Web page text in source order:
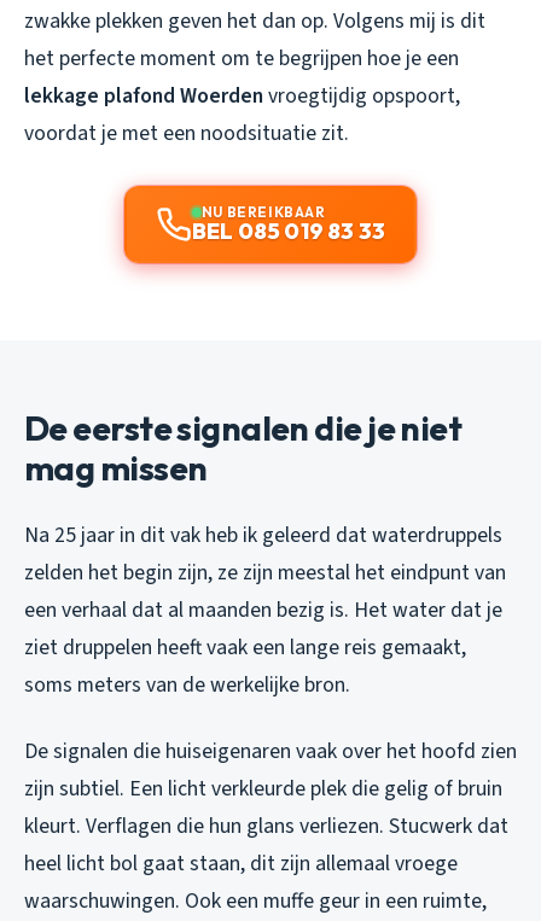
zwakke plekken geven het dan op. Volgens mij is dit
het perfecte moment om te begrijpen hoe je een
lekkage plafond Woerden vroegtijdig opspoort,
voordat je met een noodsituatie zit.
NU BEREIKBAAR
BEL 085 019 83 33
De eerste signalen die je niet
mag missen
Na 25 jaar in dit vak heb ik geleerd dat waterdruppels
zelden het begin zijn, ze zijn meestal het eindpunt van
een verhaal dat al maanden bezig is. Het water dat je
ziet druppelen heeft vaak een lange reis gemaakt,
soms meters van de werkelijke bron.
De signalen die huiseigenaren vaak over het hoofd zien
zijn subtiel. Een licht verkleurde plek die gelig of bruin
kleurt. Verflagen die hun glans verliezen. Stucwerk dat
heel licht bol gaat staan, dit zijn allemaal vroege
waarschuwingen. Ook een muffe geur in een ruimte,